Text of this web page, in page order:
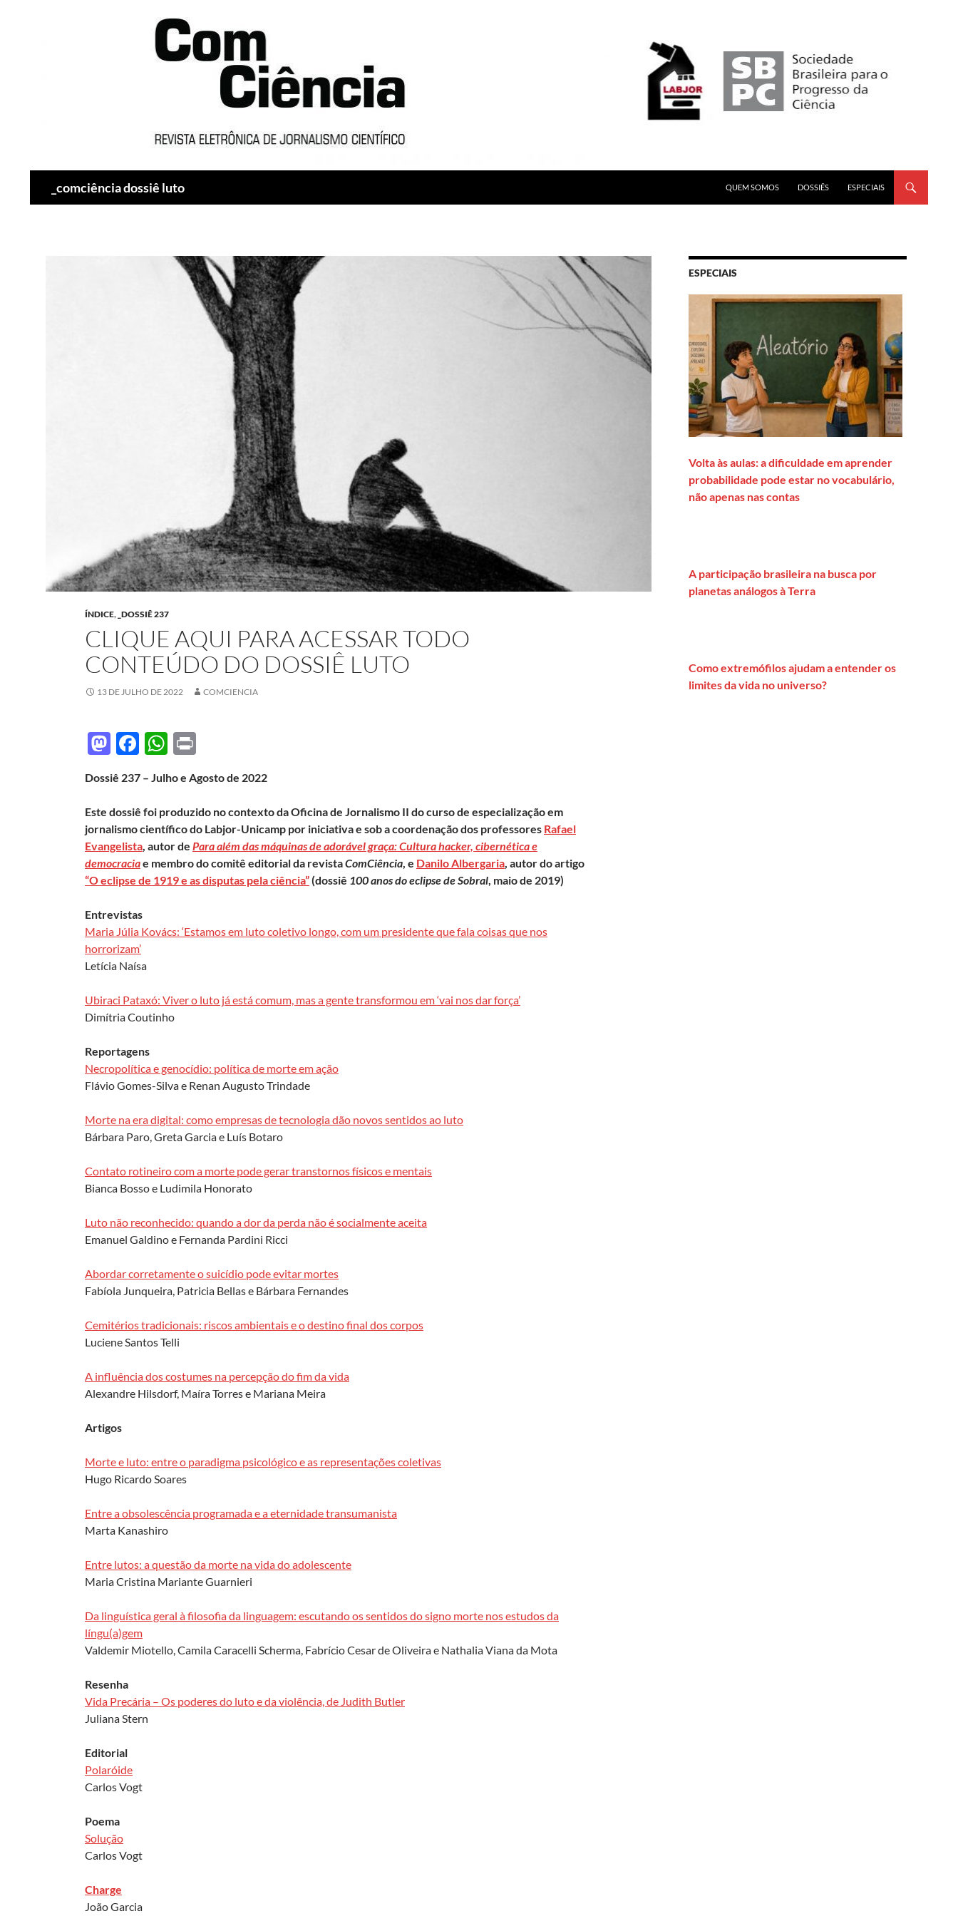
_comciência dossiê luto
QUEM SOMOS
DOSSIÊS ESPECIAIS
ÍNDICE, _DOSSIÊ 237
CLIQUE AQUI PARA ACESSAR TODO
CONTEÚDO DO DOSSIÊ LUTO
13 DE JULHO DE 2022 COMCIENCIA
M
to
d
o
n
F
e
b
o
o
k
W
at
s
A
p
p
nt
Dossiê 237 – Julho e Agosto de 2022
Este dossiê foi produzido no contexto da Oficina de Jornalismo II do curso de especialização em
jornalismo científico do Labjor-Unicamp por iniciativa e sob a coordenação dos professores Rafael
Evangelista , autor de Para além das máquinas de adorável graça: Cultura hacker, cibernética e
democraciae membro do comitê editorial da revistaComCiência , e Danilo Albergaria , autor do artigo
“O eclipse de 1919 e as disputas pela ciência”(dossiê 100 anos do eclipse de Sobral , maio de 2019)
Entrevistas
Maria Júlia Kovács: ‘Estamos em luto coletivo longo, com um presidente que fala coisas que nos
horrorizam’
Letícia Naísa
Ubiraci Pataxó: Viver o luto já está comum, mas a gente transformou em ‘vai nos dar força’
Dimítria Coutinho
Reportagens
Necropolítica e genocídio: política de morte em ação
Flávio Gomes-Silva e Renan Augusto Trindade
Morte na era digital: como empresas de tecnologia dão novos sentidos ao luto
Bárbara Paro, Greta Garcia e Luís Botaro
Contato rotineiro com a morte pode gerar transtornos físicos e mentais
Bianca Bosso e Ludimila Honorato
Luto não reconhecido: quando a dor da perda não é socialmente aceita
Emanuel Galdino e Fernanda Pardini Ricci
Abordar corretamente o suicídio pode evitar mortes
Fabíola Junqueira, Patricia Bellas e Bárbara Fernandes
Cemitérios tradicionais: riscos ambientais e o destino final dos corpos
Luciene Santos Telli
A influência dos costumes na percepção do fim da vida
Alexandre Hilsdorf, Maíra Torres e Mariana Meira
Artigos
Morte e luto: entre o paradigma psicológico e as representações coletivas
Hugo Ricardo Soares
Entre a obsolescência programada e a eternidade transumanista
Marta Kanashiro
Entre lutos: a questão da morte na vida do adolescente
Maria Cristina Mariante Guarnieri
Da linguística geral à filosofia da linguagem: escutando os sentidos do signo morte nos estudos da
língu(a)gem
Valdemir Miotello, Camila Caracelli Scherma, Fabrício Cesar de Oliveira e Nathalia Viana da Mota
Resenha
Vida Precária – Os poderes do luto e da violência, de Judith Butler
Juliana Stern
Editorial
Polaróide
Carlos Vogt
Poema
Solução
Carlos Vogt
Charge
João Garcia
ESPECIAIS
Volta às aulas: a dificuldade em aprender
probabilidade pode estar no vocabulário,
não apenas nas contas
A participação brasileira na busca por
planetas análogos à Terra
Como extremófilos ajudam a entender os
limites da vida no universo?